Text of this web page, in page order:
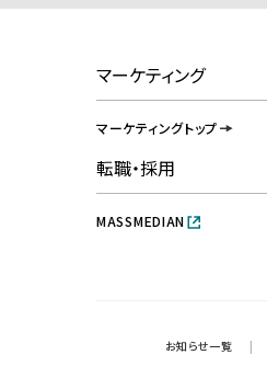
マーケティング
マーケティングトップ
転職・採用
MASSMEDIAN
お知らせ一覧 |